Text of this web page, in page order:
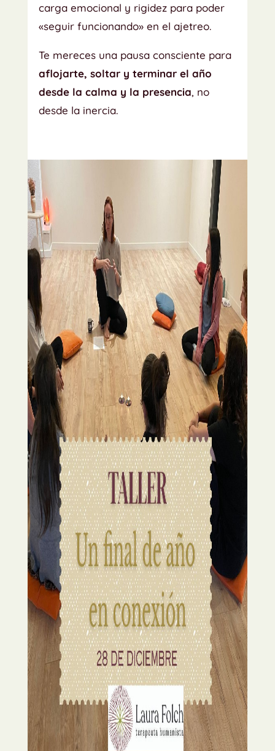
carga emocional y rigidez para poder
«seguir funcionando» en el ajetreo.
Te mereces una pausa consciente para
aflojarte, soltar y terminar el año
desde la calma y la presencia, no
desde la inercia.